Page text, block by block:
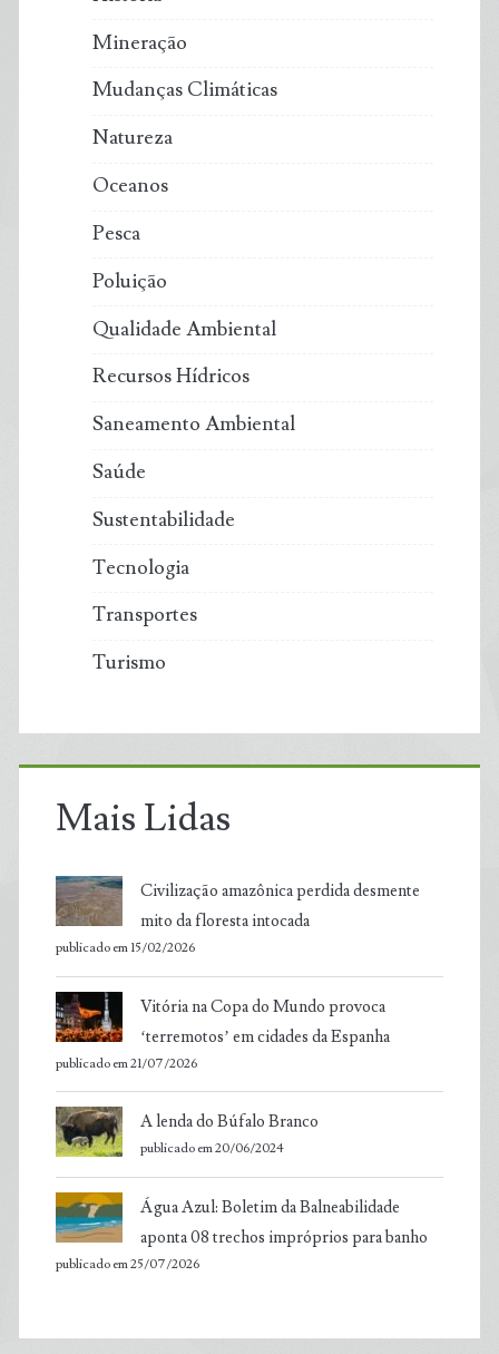
longo
dos
Mineração
Mudanças Climáticas
Natureza
Oceanos
Pesca
Poluição
Qualidade Ambiental
Recursos Hídricos
Saneamento Ambiental
Saúde
Sustentabilidade
Tecnologia
Transportes
Turismo
Mais Lidas
Civilização amazônica perdida desmente
mito da floresta intocada
publicado em 15/02/2026
Vitória na Copa do Mundo provoca
‘terremotos’ em cidades da Espanha
publicado em 21/07/2026
A lenda do Búfalo Branco
publicado em 20/06/2024
Água Azul: Boletim da Balneabilidade
aponta 08 trechos impróprios para banho
publicado em 25/07/2026